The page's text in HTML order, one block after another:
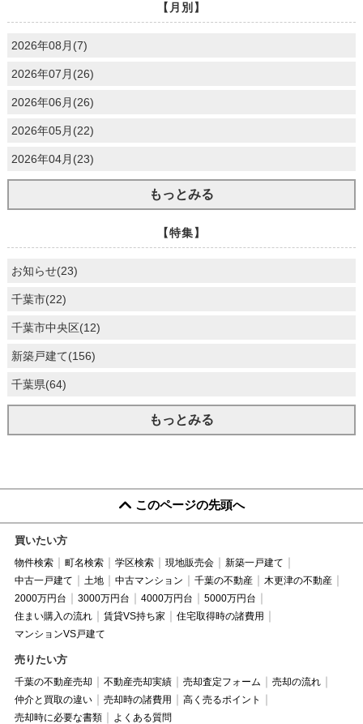
【月別】
2026年08月(7)
2026年07月(26)
2026年06月(26)
2026年05月(22)
2026年04月(23)
もっとみる
【特集】
お知らせ(23)
千葉市(22)
千葉市中央区(12)
新築戸建て(156)
千葉県(64)
もっとみる
このページの先頭へ
買いたい方
物件検索 町名検索 学区検索 現地販売会
新築一戸建て
中古一戸建て
土地 中古マンション 千葉の不動産
木更津の不動産
2000万円台
3000万円台 4000万円台
5000万円台
住まい購入の流れ
賃貸VS持ち家
住宅取得時の諸費用
マンションVS戸建て
売りたい方
千葉の不動産売却 不動産売却実績 売却査定フォーム
売却の流れ
仲介と買取の違い
売却時の諸費用
高く売るポイント
売却時に必要な書類
よくある質問